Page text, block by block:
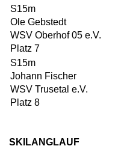
S15m
Ole Gebstedt
WSV Oberhof 05 e.V.
Platz 7
S15m
Johann Fischer
WSV Trusetal e.V.
Platz 8
SKILANGLAUF